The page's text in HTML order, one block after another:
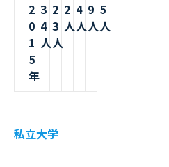
2
0
1
5
年
3
4
人
2
3
人
2
人
4
人
9
人
5
人
私立大学